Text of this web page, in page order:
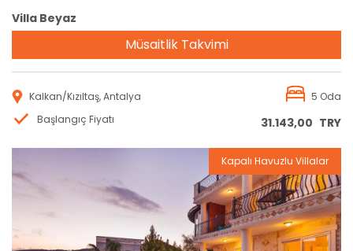
Villa Beyaz
Müsaitlik Takvimi
Kalkan/Kızıltaş, Antalya
5 Oda
Başlangıç Fiyatı
31.143,00 TRY
Kapalı Havuzlu Villalar